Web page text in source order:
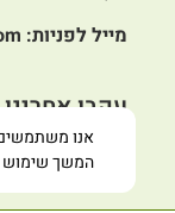
מייל לפניות:
עקבו
אנו משתמשים
המשך שימוש